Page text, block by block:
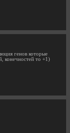
генов которые
конечностей то +1)